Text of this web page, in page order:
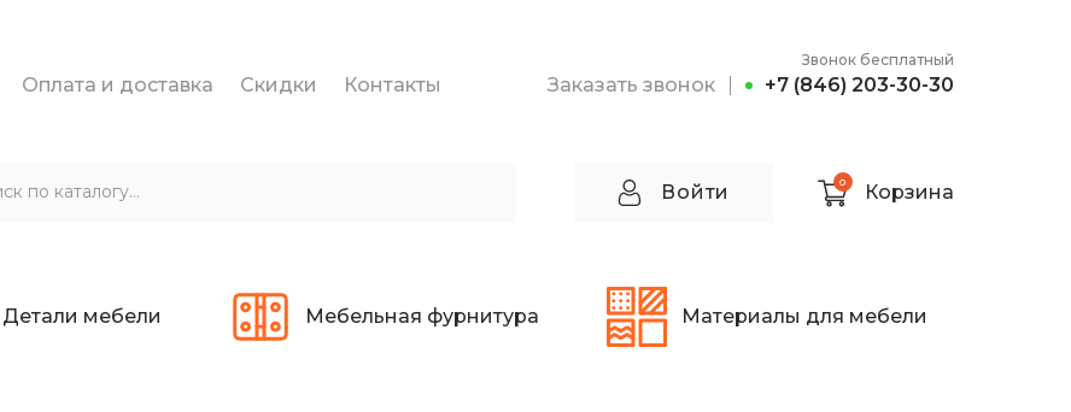
Оплата и доставка Скидки Контакты Заказать звонок
Звонок бесплатный
+7 (846) 203-30-30
Войти 0 Корзина
Детали мебели Мебельная фурнитура Материалы для мебели